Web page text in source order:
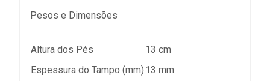
Pesos e Dimensões
Altura dos Pés
13 cm
Espessura do Tampo (mm) 13 mm